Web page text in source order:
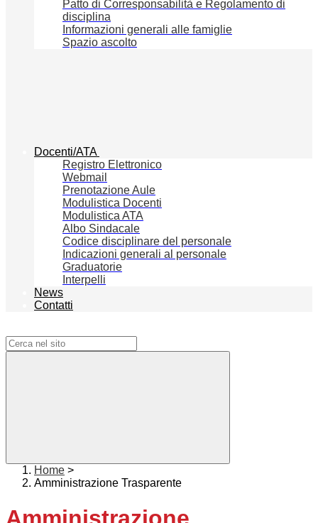
Patto di Corresponsabilità e Regolamento di
disciplina
Informazioni generali alle famiglie
Spazio ascolto
Docenti/ATA
Registro Elettronico
Webmail
Prenotazione Aule
Modulistica Docenti
Modulistica ATA
Albo Sindacale
Codice disciplinare del personale
Indicazioni generali al personale
Graduatorie
Interpelli
News
Contatti
Home >
Amministrazione Trasparente
Amministrazione